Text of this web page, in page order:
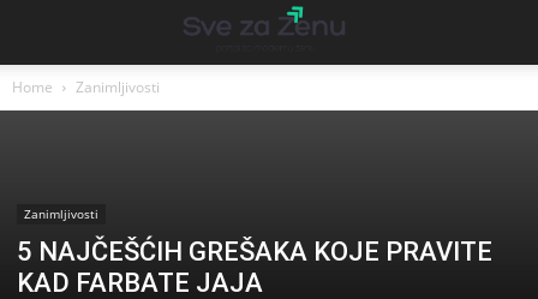
Home Zanimljivosti
Zanimljivosti
5 NAJČEŠĆIH GREŠAKA KOJE PRAVITE
KAD FARBATE JAJA